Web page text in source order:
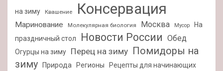
на зиму Квашение Консервация
Маринование Молекулярная биология Москва Мусор
На
праздничный стол
Новости России Обед
Огурцы на зиму Перец на зиму Помидоры на
зиму
Природа Регионы Рецепты для начинающих